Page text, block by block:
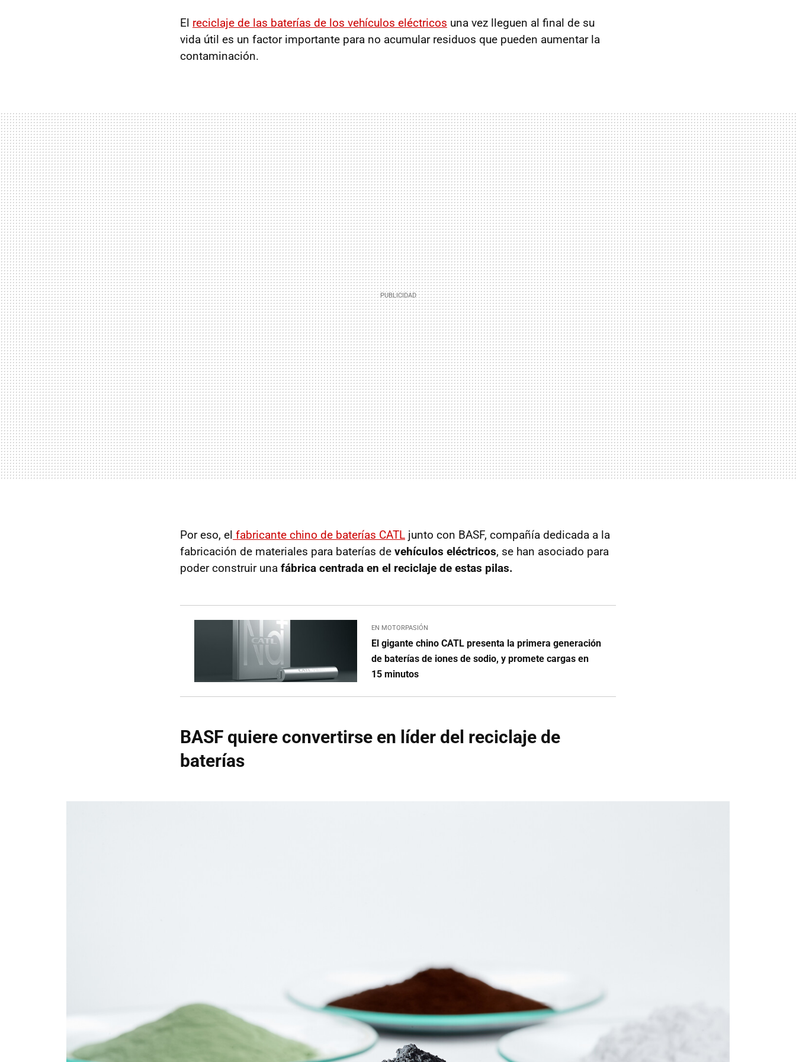
El reciclaje de las baterías de los vehículos eléctricos una vez lleguen al final de su
vida útil es un factor importante para no acumular residuos que pueden aumentar la
contaminación.
Por eso, el fabricante chino de baterías CATL junto con BASF, compañía dedicada a la
fabricación de materiales para baterías de vehículos eléctricos, se han asociado para
poder construir una fábrica centrada en el reciclaje de estas pilas.
EN MOTORPASIÓN
El gigante chino CATL presenta la primera generación
de baterías de iones de sodio, y promete cargas en
15 minutos
BASF quiere convertirse en líder del reciclaje de
baterías